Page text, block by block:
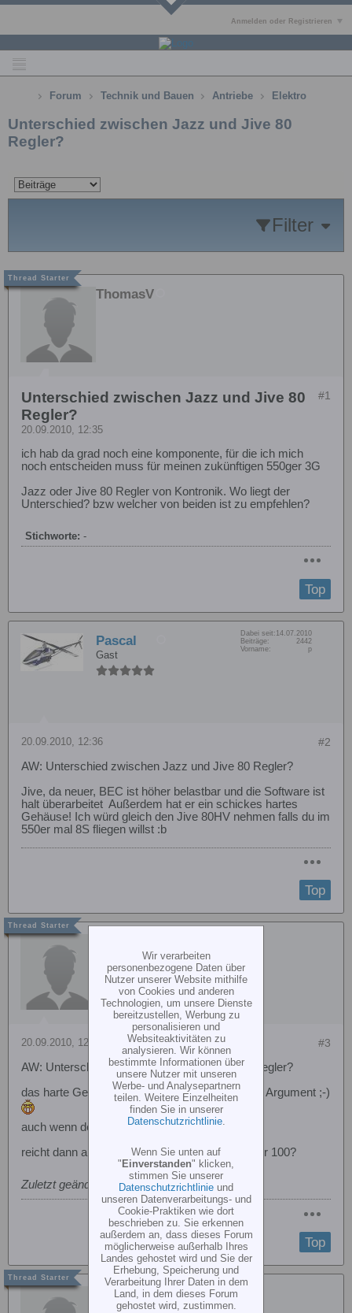
Anmelden oder Registrieren
Forum Technik und Bauen Antriebe Elektro
Unterschied zwischen Jazz und Jive 80
Regler?
Filter
ThomasV
#1
Unterschied zwischen Jazz und Jive 80
Regler?
20.09.2010, 12:35
ich hab da grad noch eine komponente, für die ich mich
noch entscheiden muss für meinen zukünftigen 550ger 3G
Jazz oder Jive 80 Regler von Kontronik. Wo liegt der
Unterschied? bzw welcher von beiden ist zu empfehlen?
Stichworte: -
Top
Pascal
Gast
Dabei seit: 14.07.2010
Beiträge:
2442
Vorname:
p
#2
20.09.2010, 12:36
AW: Unterschied zwischen Jazz und Jive 80 Regler?
Jive, da neuer, BEC ist höher belastbar und die Software ist
halt überarbeitet Außerdem hat er ein schickes hartes
Gehäuse! Ich würd gleich den Jive 80HV nehmen falls du im
550er mal 8S fliegen willst :b
Top
#3
20.09.2010, 12:47
AW: Unterschied zwischen Jazz und Jive 80 Regler?
das harte Gehäuse ist klarerdings ein wichtiges Argument ;-)
auch wenn der jive um einiges teuer ist,..
reicht dann aber der 80ger aus? oder besser der 100?
Zuletzt geändert vonGast;20.09.2010, 12:50
Top
gerhold
Wir verarbeiten
personenbezogene Daten über
Nutzer unserer Website mithilfe
von Cookies und anderen
Technologien, um unsere Dienste
bereitzustellen, Werbung zu
personalisieren und
Websiteaktivitäten zu
analysieren. Wir können
bestimmte Informationen über
unsere Nutzer mit unseren
Werbe- und Analysepartnern
teilen. Weitere Einzelheiten
finden Sie in unserer
Datenschutzrichtlinie.
Wenn Sie unten auf
" Einverstanden" klicken,
stimmen Sie unserer
Datenschutzrichtlinie und
unseren Datenverarbeitungs- und
Cookie-Praktiken wie dort
beschrieben zu. Sie erkennen
außerdem an, dass dieses Forum
möglicherweise außerhalb Ihres
Landes gehostet wird und Sie der
Erhebung, Speicherung und
Verarbeitung Ihrer Daten in dem
Land, in dem dieses Forum
gehostet wird, zustimmen.